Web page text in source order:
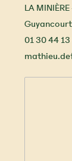
LA
Guyancourt
01 30 44